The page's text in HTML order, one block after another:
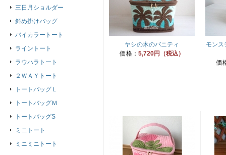
ヤシの木のバニティ
価格： 5,720円（税込）
モンス
価
三日月ショルダー
斜め掛けバッグ
バイカラートート
ライントート
ラウハラトート
２ＷＡＹトート
トートバッグＬ
トートバッグＭ
トートバッグS
ミニトート
ミニミニトート